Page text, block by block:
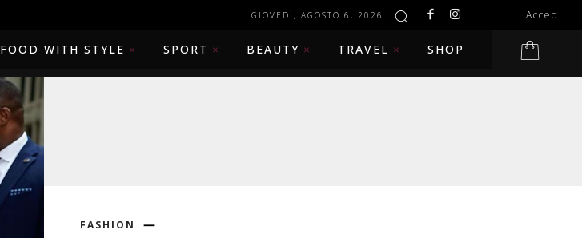
GIOVEDÌ, AGOSTO 6, 2026 Accedi
FOOD WITH STYLE SPORT BEAUTY TRAVEL SHOP
FASHION